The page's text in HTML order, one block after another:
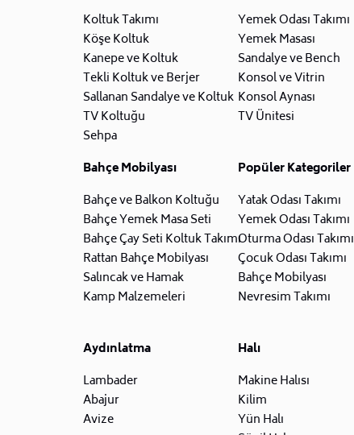
Koltuk Takımı
Köşe Koltuk
Kanepe ve Koltuk
Tekli Koltuk ve Berjer
Sallanan Sandalye ve Koltuk
TV Koltuğu
Sehpa
Yemek Odası Takımı
Yemek Masası
Sandalye ve Bench
Konsol ve Vitrin
Konsol Aynası
TV Ünitesi
Bahçe Mobilyası
Bahçe ve Balkon Koltuğu
Bahçe Yemek Masa Seti
Bahçe Çay Seti Koltuk Takımı
Rattan Bahçe Mobilyası
Salıncak ve Hamak
Kamp Malzemeleri
Popüler Kategoriler
Yatak Odası Takımı
Yemek Odası Takımı
Oturma Odası Takımı
Çocuk Odası Takımı
Bahçe Mobilyası
Nevresim Takımı
Aydınlatma
Lambader
Abajur
Avize
Halı
Makine Halısı
Kilim
Yün Halı